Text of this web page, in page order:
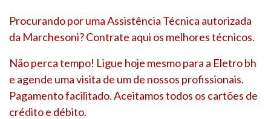
Procurando por uma Assistência Técnica autorizada
da Marchesoni? Contrate aqui os melhores técnicos.
Não perca tempo! Ligue hoje mesmo para a Eletro bh
e agende uma visita de um de nossos profissionais.
Pagamento facilitado. Aceitamos todos os cartões de
crédito e débito.